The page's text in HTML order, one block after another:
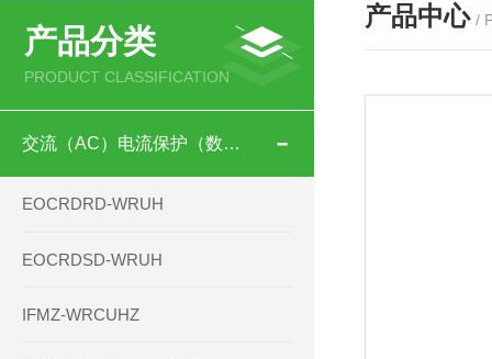
产品分类
PRODUCT CLASSIFICATION
交流（AC）电流保护（数码型）
EOCRDRD-WRUH
EOCRDSD-WRUH
IFMZ-WRCUHZ
产品中心 /